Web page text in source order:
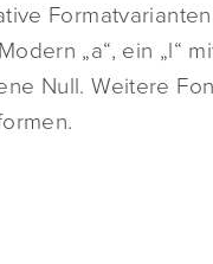
„a“, ein „l“
Null. Weitere